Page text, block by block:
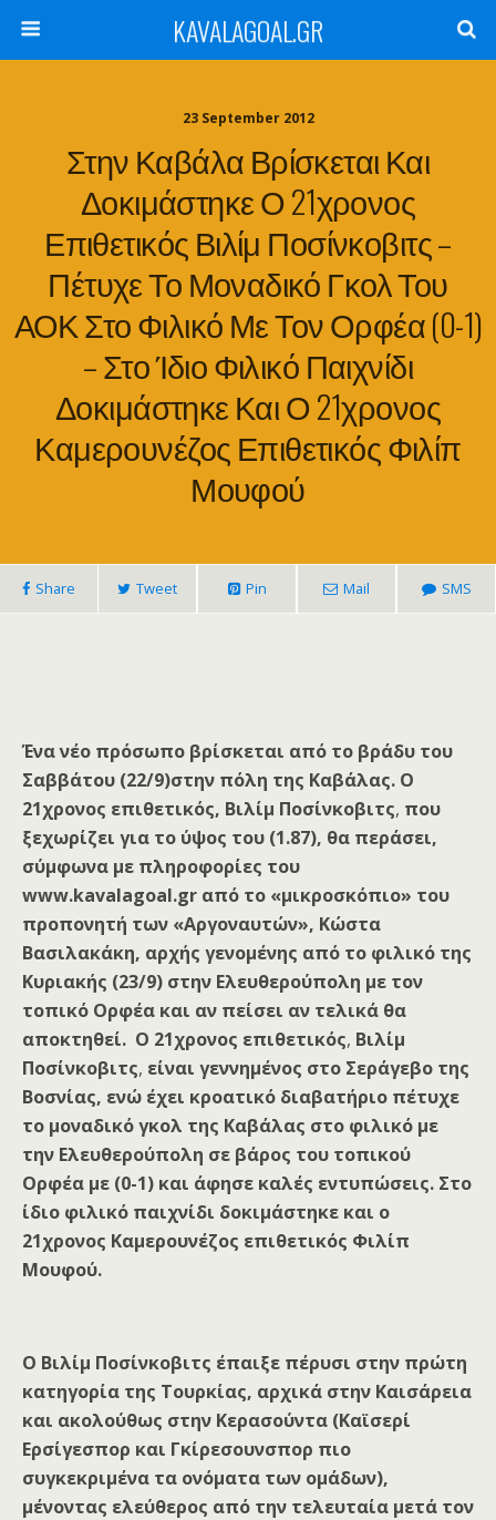
KAVALAGOAL.GR
23 September 2012
Στην Καβάλα Βρίσκεται Και
Δοκιμάστηκε Ο 21χρονος
Επιθετικός Βιλίμ Ποσίνκοβιτς –
Πέτυχε Το Μοναδικό Γκολ Του
ΑΟΚ Στο Φιλικό Με Τον Ορφέα (0-1)
– Στο Ίδιο Φιλικό Παιχνίδι
Δοκιμάστηκε Και Ο 21χρονος
Καμερουνέζος Επιθετικός Φιλίπ
Μουφού
Share Tweet Pin Mail SMS
Ένα νέο πρόσωπο βρίσκεται από το βράδυ του
Σαββάτου (22/9)στην πόλη της Καβάλας. Ο
21χρονος επιθετικός, Βιλίμ Ποσίνκοβιτς, που
ξεχωρίζει για το ύψος του (1.87), θα περάσει,
σύμφωνα με πληροφορίες του
www.kavalagoal.gr από το «μικροσκόπιο» του
προπονητή των «Αργοναυτών», Κώστα
Βασιλακάκη, αρχής γενομένης από το φιλικό της
Κυριακής (23/9) στην Ελευθερούπολη με τον
τοπικό Ορφέα και αν πείσει αν τελικά θα
αποκτηθεί. Ο 21χρονος επιθετικός, Βιλίμ
Ποσίνκοβιτς, είναι γεννημένος στο Σεράγεβο της
Βοσνίας, ενώ έχει κροατικό διαβατήριο πέτυχε
το μοναδικό γκολ της Καβάλας στο φιλικό με
την Ελευθερούπολη σε βάρος του τοπικού
Ορφέα με (0-1) και άφησε καλές εντυπώσεις. Στο
ίδιο φιλικό παιχνίδι δοκιμάστηκε και ο
21χρονος Καμερουνέζος επιθετικός Φιλίπ
Μουφού.
Ο Βιλίμ Ποσίνκοβιτς έπαιξε πέρυσι στην πρώτη
κατηγορία της Τουρκίας, αρχικά στην Καισάρεια
και ακολούθως στην Κερασούντα (Καϊσερί
Ερσίγεσπορ και Γκίρεσουνσπορ πιο
συγκεκριμένα τα ονόματα των ομάδων),
μένοντας ελεύθερος από την τελευταία μετά τον